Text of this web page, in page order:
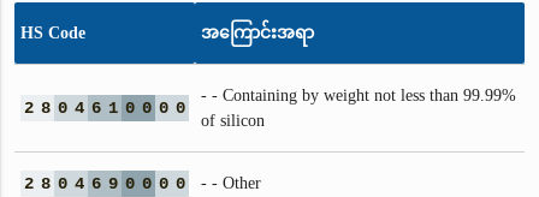
HS Code အကြောင်းအရာ
2 8 0 4 6 1 0 0 0 0
- - Containing by weight not less than 99.99%
of silicon
2 8 0 4 6 9 0 0 0 0 - - Other